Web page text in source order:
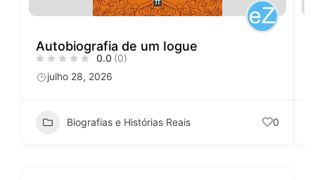
Autobiografia de um Iogue
0.0 (0)
julho 28, 2026
Biografias e Histórias Reais 0